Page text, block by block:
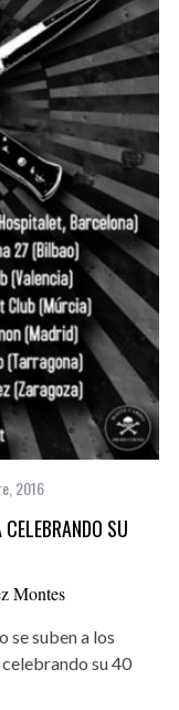
2016
SU
Montes
se suben a los
su 40